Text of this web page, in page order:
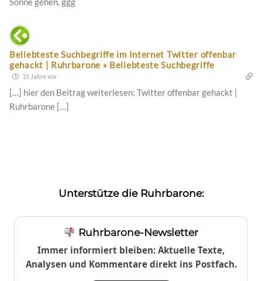
Beliebteste Suchbegriffe im Internet Twitter offenbar
gehackt | Ruhrbarone » Beliebteste Suchbegriffe
15 Jahre vor
[…] hier den Beitrag weiterlesen: Twitter offenbar gehackt |
Ruhrbarone […]
Unterstütze die Ruhrbarone:
Ruhrbarone-Newsletter
Immer informiert bleiben: Aktuelle Texte,
Analysen und Kommentare direkt ins Postfach.